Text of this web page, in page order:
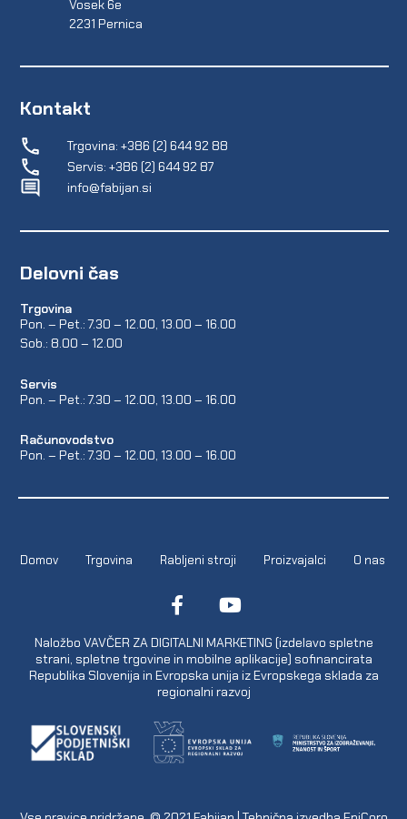
Vosek 6e
2231 Pernica
Kontakt
Trgovina: +386 (2) 644 92 88
Servis: +386 (2) 644 92 87
info@fabijan.si
Delovni čas
Trgovina
Pon. – Pet.: 7.30 – 12.00, 13.00 – 16.00
Sob.: 8.00 – 12.00
Servis
Pon. – Pet.: 7.30 – 12.00, 13.00 – 16.00
Računovodstvo
Pon. – Pet.: 7.30 – 12.00, 13.00 – 16.00
Domov Trgovina Rabljeni stroji Proizvajalci O nas
Naložbo VAVČER ZA DIGITALNI MARKETING (izdelavo spletne
strani, spletne trgovine in mobilne aplikacije) sofinancirata
Republika Slovenija in Evropska unija iz Evropskega sklada za
regionalni razvoj